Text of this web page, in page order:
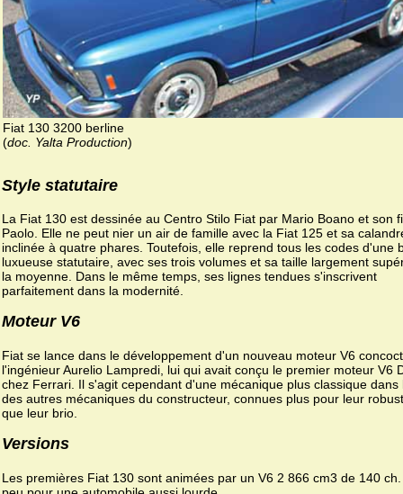
Fiat 130 3200 berline
(doc. Yalta Production)
Style statutaire
La Fiat 130 est dessinée au Centro Stilo Fiat par Mario Boano et son
Paolo. Elle ne peut nier un air de famille avec la Fiat 125 et sa
inclinée à quatre phares. Toutefois, elle reprend tous les codes d'une
luxueuse statutaire, avec ses trois volumes et sa taille largement
la moyenne. Dans le même temps, ses lignes tendues s'inscrivent
parfaitement dans la modernité.
Moteur V6
Fiat se lance dans le développement d'un nouveau moteur V6
l'ingénieur Aurelio Lampredi, lui qui avait conçu le premier moteur V6
chez Ferrari. Il s'agit cependant d'une mécanique plus classique dans
des autres mécaniques du constructeur, connues plus pour leur
que leur brio.
Versions
Les premières Fiat 130 sont animées par un V6 2 866 cm3 de 140